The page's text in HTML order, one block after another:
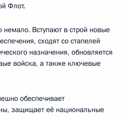
Флот.
немало. Вступают в строй новые
сходят со стапелей
назначения, обновляется
войска, а также ключевые
обеспечивает
защищает её национальные